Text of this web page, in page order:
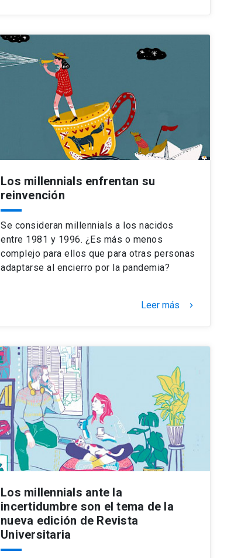
Los millennials enfrentan su
reinvención
Se consideran millennials a los nacidos
entre 1981 y 1996. ¿Es más o menos
complejo para ellos que para otras personas
adaptarse al encierro por la pandemia?
Leer más keyboard_arrow_right
Los millennials ante la
incertidumbre son el tema de la
nueva edición de Revista
Universitaria